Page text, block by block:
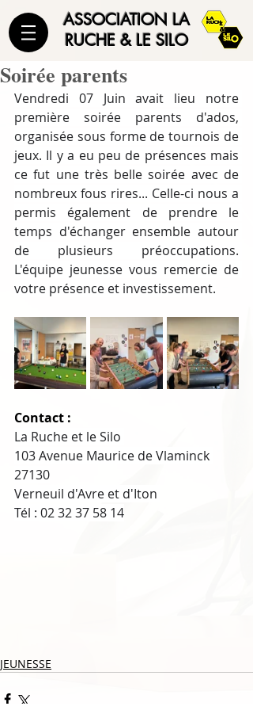
ASSOCIATION LA
RUCHE & LE SILO
Soirée parents
Vendredi 07 Juin avait lieu notre
première soirée parents d'ados,
organisée sous forme de tournois de
jeux. Il y a eu peu de présences mais
ce fut une très belle soirée avec de
nombreux fous rires... Celle-ci nous a
permis également de prendre le
temps d'échanger ensemble autour
de plusieurs préoccupations.
L'équipe jeunesse vous remercie de
votre présence et investissement.
Contact :
La Ruche et le Silo
103 Avenue Maurice de Vlaminck
27130
Verneuil d'Avre et d'Iton
Tél : 02 32 37 58 14
JEUNESSE